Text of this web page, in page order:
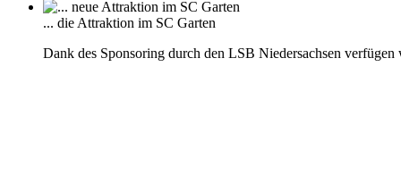
... die Attraktion im SC Garten
Dank des Sponsoring durch den LSB Niedersachsen